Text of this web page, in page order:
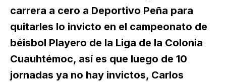
carrera a cero a Deportivo Peña para
quitarles lo invicto en el campeonato de
béisbol Playero de la Liga de la Colonia
Cuauhtémoc, así es que luego de 10
jornadas ya no hay invictos, Carlos